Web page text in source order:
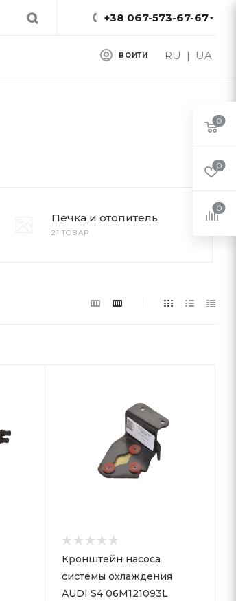
+38 067-573-67-67
RU | UA
ВОЙТИ
Печка и отопитель
21 ТОВАР
Кронштейн насоса
системы охлаждения
AUDI S4 06M121093L
0
0
0